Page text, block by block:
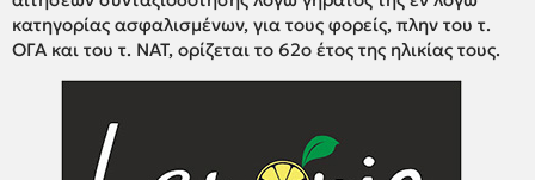
κατηγορίας ασφαλισμένων, για τους φορείς, πλην του τ.
ΟΓΑ και του τ. ΝΑΤ, ορίζεται το 62ο έτος της ηλικίας τους.